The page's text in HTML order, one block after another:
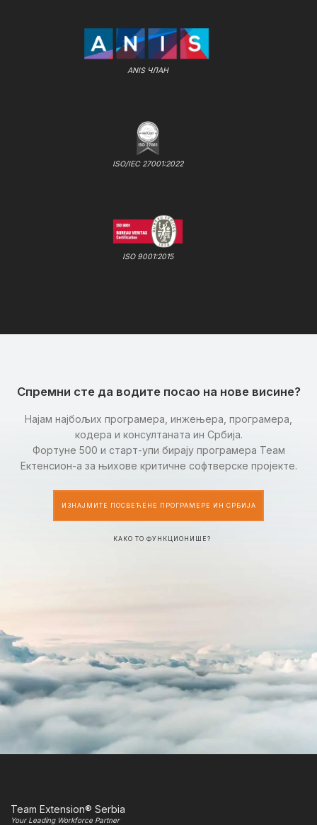
ANIS ЧЛАН
ISO/IEC 27001:2022
ISO 9001:2015
Спремни сте да водите посао на нове висине?
Најам најбољих програмера, инжењера, програмера,
кодера и консултаната ин Србија.
Фортуне 500 и старт-упи бирају програмера Теам
Ектенсион-а за њихове критичне софтверске пројекте.
ИЗНАЈМИТЕ ПОСВЕЋЕНЕ ПРОГРАМЕРЕ ИН СРБИЈА
КАКО ТО ФУНКЦИОНИШЕ?
Team Extension® Serbia
Your Leading Workforce Partner